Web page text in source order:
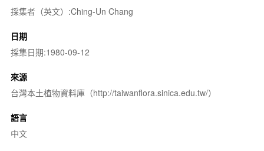
採集者（英文）:Ching-Un Chang
日期
採集日期:1980-09-12
來源
台灣本土植物資料庫（http://taiwanflora.sinica.edu.tw/）
語言
中文